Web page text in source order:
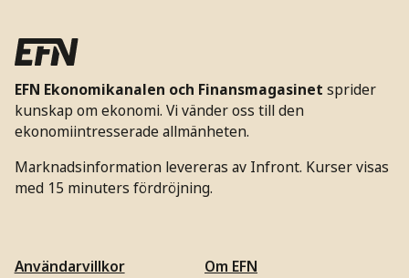
EFN Ekonomikanalen och Finansmagasinet sprider
kunskap om ekonomi. Vi vänder oss till den
ekonomiintresserade allmänheten.
Marknadsinformation levereras av Infront. Kurser visas
med 15 minuters fördröjning.
Användarvillkor
Om EFN